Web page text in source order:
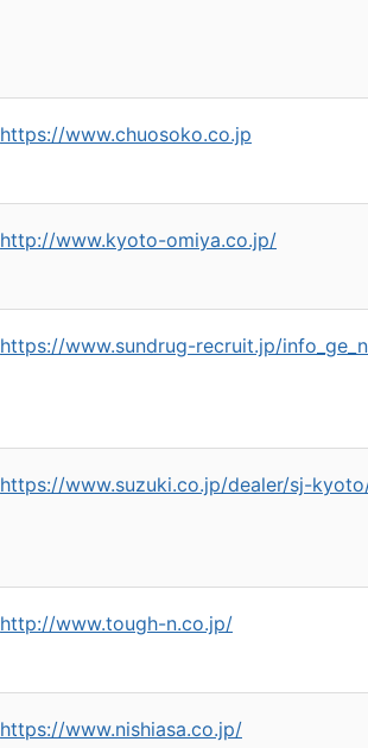
https://www.chuosoko.co.jp
http://www.kyoto-omiya.co.jp/
https://www.sundrug-recruit.jp/
https://www.suzuki.co.jp/dealer/sj-
http://www.tough-n.co.jp/
https://www.nishiasa.co.jp/